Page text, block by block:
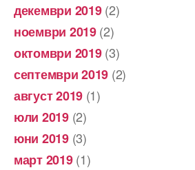
декември 2019(2)
ноември 2019(2)
октомври 2019(3)
септември 2019 (2)
август 2019 (1)
юли 2019(2)
юни 2019(3)
март 2019(1)